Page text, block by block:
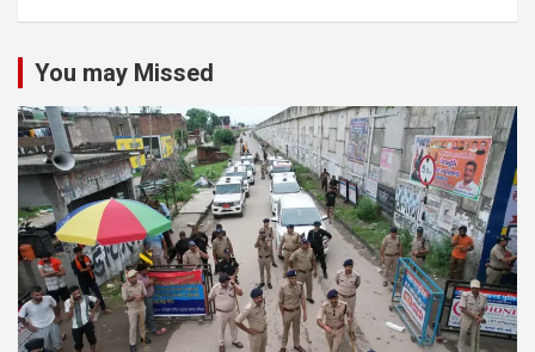
You may Missed